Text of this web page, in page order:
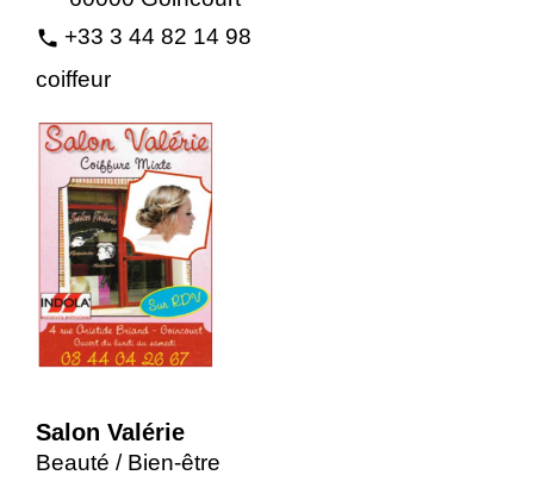
phone +33 3 44 82 14 98
coiffeur
Salon Valérie
Beauté / Bien-être